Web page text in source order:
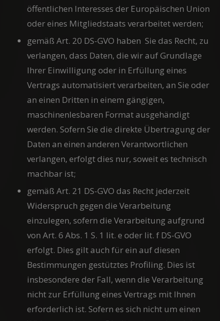
öffentlichen Interesses der Europäischen Union
oder eines Mitgliedstaats verarbeitet werden;
gemäß Art. 20 DS-GVO haben Sie das Recht, zu
verlangen, dass Daten, die wir auf Grundlage
Ihrer Einwilligung oder in Erfüllung eines
Vertrags automatisiert verarbeiten, an Sie oder
an einen Dritten in einem gängigen,
maschinenlesbaren Format ausgehändigt
werden. Sofern Sie die direkte Übertragung der
Daten an einen anderen Verantwortlichen
verlangen, erfolgt dies nur, soweit es technisch
machbar ist;
gemäß Art. 21 DS-GVO das Recht jederzeit
Widerspruch gegen die Verarbeitung
einzulegen, sofern die Verarbeitung aufgrund
von Art. 6 Abs. 1 S. 1 lit. e oder lit. f DS-GVO
erfolgt. Dies gilt auch für ein auf diesen
Bestimmungen gestütztes Profiling. Dies ist
insbesondere der Fall, wenn die Verarbeitung
nicht zur Erfüllung eines Vertrags mit Ihnen
erforderlich ist. Sofern es sich nicht um einen